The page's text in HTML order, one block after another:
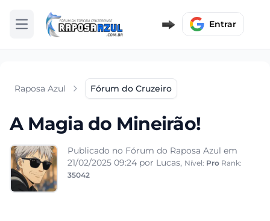
Abrir menu Entrar
Raposa Azul Fórum do Cruzeiro
A Magia do Mineirão!
Publicado no Fórum do Raposa Azul em
21/02/2025 09:24 por Lucas, Nível: Pro Rank:
35042